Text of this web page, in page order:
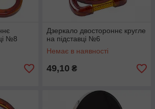
№8
Дзеркало двостороннє кругле
на підставці №6
Немає в наявності
49,10 ₴